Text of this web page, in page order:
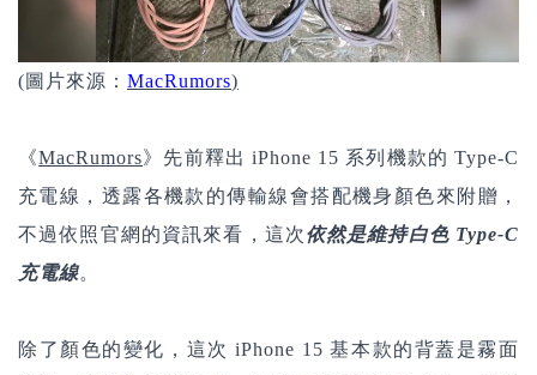
(圖片來源： MacRumors)
《MacRumors》先前釋出 iPhone 15 系列機款的 Type-C
充電線，透露各機款的傳輸線會搭配機身顏色來附贈，
不過依照官網的資訊來看，這次依然是維持白色 Type-C
充電線。
除了顏色的變化，這次 iPhone 15 基本款的背蓋是霧面